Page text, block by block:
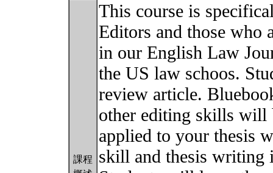
課程
This course is
Editors and those who
in our English Law
the US law schoos.
review article.
other editing skills will
applied to your thesis
skill and thesis writing